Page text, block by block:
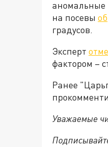
аномальные
на посевы
градусов.
Эксперт
фактором –
Ранее
Уважаемые